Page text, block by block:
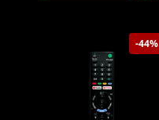
-44%